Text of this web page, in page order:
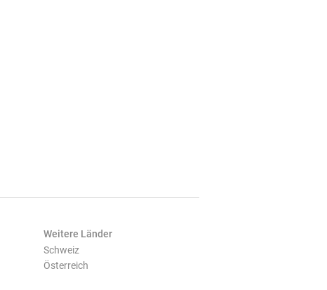
Weitere Länder
Schweiz
Österreich